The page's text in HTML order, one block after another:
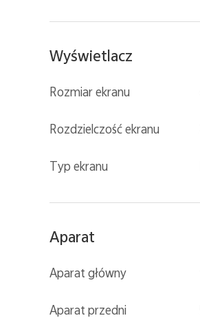
Wyświetlacz
Rozmiar ekranu
Rozdzielczość ekranu
Typ ekranu
Aparat
Aparat główny
Aparat przedni